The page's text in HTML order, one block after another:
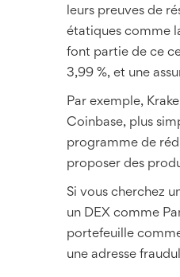
leurs preuves de
étatiques comme
font partie de ce
3,99 %, et une
Par exemple,
Coinbase, plus
programme de
proposer des
Si vous cherchez
un DEX comme
portefeuille
une adresse